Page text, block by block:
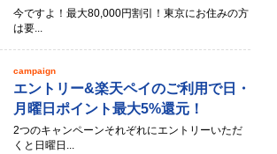
今ですよ！最大80,000円割引！東京にお住みの方
は要...
campaign
エントリー&楽天ペイのご利用で日・
月曜日ポイント最大5%還元！
2つのキャンペーンそれぞれにエントリーいただ
くと日曜日...